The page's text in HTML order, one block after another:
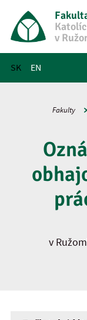
v
SK EN
Hlavné menu
Fakulty
v